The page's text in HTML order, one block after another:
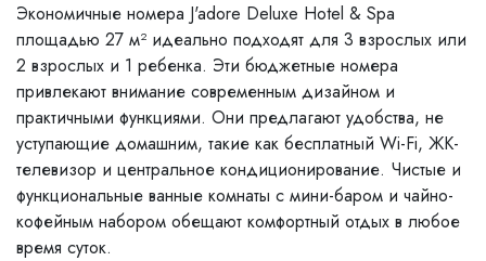
Экономичные номера J'adore Deluxe Hotel & Spa
площадью 27 м² идеально подходят для 3 взрослых или
2 взрослых и 1 ребенка. Эти бюджетные номера
привлекают внимание современным дизайном и
практичными функциями. Они предлагают удобства, не
уступающие домашним, такие как бесплатный Wi-Fi, ЖК-
телевизор и центральное кондиционирование. Чистые и
функциональные ванные комнаты с мини-баром и чайно-
кофейным набором обещают комфортный отдых в любое
время суток.